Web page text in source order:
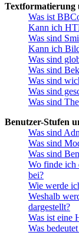
Textformatierung
Was ist
Kann ich
Was sind
Kann ich
Was sind
Was sind
Was sind
Was sind
Was sind
Benutzer-Stufen
Was sind
Was sind
Was sind
Wo finde ich
bei?
Wie werde
Weshalb
dargestellt?
Was ist eine
Was